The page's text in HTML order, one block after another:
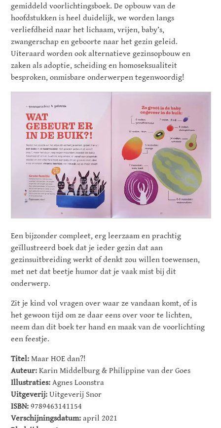
gemiddeld voorlichtingsboek. De opbouw van de
hoofdstukken is heel duidelijk, we worden langs
verliefdheid naar het lichaam, vrijen, baby’s,
zwangerschap en geboorte naar het gezin geleid.
Uiteraard worden ook alternatieve gezinsopbouw en
zaken als adoptie, scheiding en homoseksualiteit
besproken, onmisbare onderwerpen tegenwoordig!
Een bijzonder compleet, erg leerzaam en prachtig
geïllustreerd boek dat je ieder gezin dat aan
gezinsuitbreiding werkt of denkt zou willen toewensen,
met net dat beetje humor dat je vaak mist bij dit
onderwerp.
Zit je kind vol vragen over waar ze vandaan komt, of is
het gewoon tijd om ze daar eens over voor te lichten,
neem dan dit boek ter hand en maak van de voorlichting
een feestje.
Titel: Maar HOE dan?!
Auteur: Karin Middelburg & Philippine van der Goes
Illustraties: Agnes Loonstra
Uitgeverij: Uitgeverij Snor
ISBN: 9789463141154
Verschijningsdatum: april 2021